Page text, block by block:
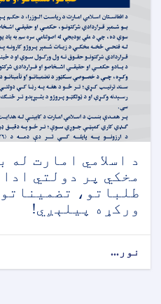
د اسلامي امارت له
مخکي پر دولتي
طلباتو،
ورکړه پیلېږي!
نور...